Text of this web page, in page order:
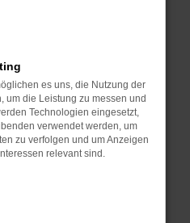
einen soliden Nachlass
ERROR
aufgetreten.
und deine
es uns, die Nutzung der
um die Leistung zu messen und
Technologien eingesetzt,
verwendet werden, um
zu verfolgen und um Anzeigen
relevant sind.